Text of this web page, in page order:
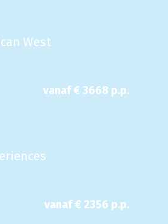
West
vanaf € 3668 p.p.
vanaf € 2356 p.p.